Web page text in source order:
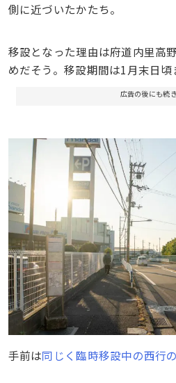
側に近づいたかたち。
移設となった理由は府道内里高
めだそう。移設期間は1月末日頃
広告の後にも続
手前は同じく臨時移設中の西行